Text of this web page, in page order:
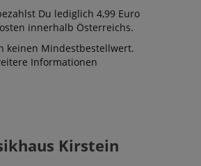
Du lediglich 4,99 Euro
innerhalb Österreichs.
keinen Mindestbestellwert.
Informationen
Kirstein